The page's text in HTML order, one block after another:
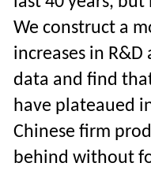
We construct a
increases in
data and find
have plateaued
Chinese firm
behind without